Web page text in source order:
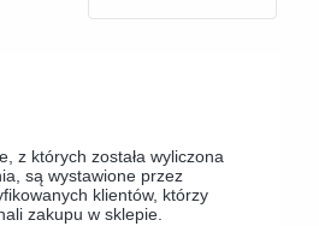
z których została wyliczona
są wystawione przez
klientów, którzy
zakupu w sklepie.